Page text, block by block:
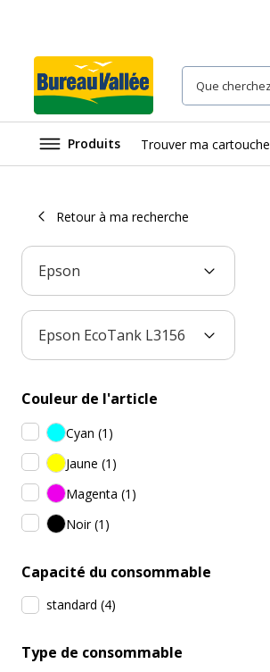
Produits Trouver ma cartouche
Retour à ma recherche
Epson
Epson EcoTank L3156
Couleur de l'article
Cyan (1 )
Jaune (1 )
Magenta (1 )
Noir(1 )
Capacité du consommable
standard (4)
Type de consommable